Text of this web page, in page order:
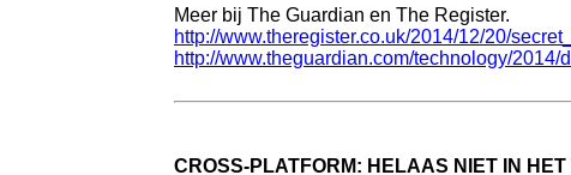
Meer bij The Guardian en The Register.
http://www.theregister.co.uk/2014/12/20/
http://www.theguardian.com/technology/
CROSS-PLATFORM: HELAAS NIET IN